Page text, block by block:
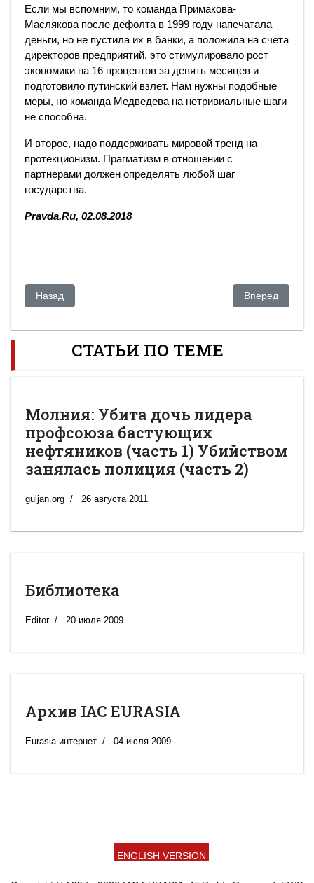
Если мы вспомним, то команда Примакова-
Маслякова после дефолта в 1999 году напечатала
деньги, но не пустила их в банки, а положила на счета
директоров предприятий, это стимулировало рост
экономики на 16 процентов за девять месяцев и
подготовило путинский взлет. Нам нужны подобные
меры, но команда Медведева на нетривиальные шаги
не способна.
И второе, надо поддерживать мировой тренд на
протекционизм. Прагматизм в отношении с
партнерами должен определять любой шаг
государства.
Pravda.Ru, 02.08.2018
Предыдущий: Конфуз с цифрами. Куда "растет"
Назад Следующий:
Вперед
СТАТЬИ ПО ТЕМЕ
Молния: Убита дочь лидера
профсоюза бастующих
нефтяников (часть 1) Убийством
занялась полиция (часть 2)
guljan.org 26 августа 2011
Библиотека
Editor 20 июля 2009
Архив IAC EURASIA
Eurasia интернет 04 июля 2009
ENGLISH VERSION